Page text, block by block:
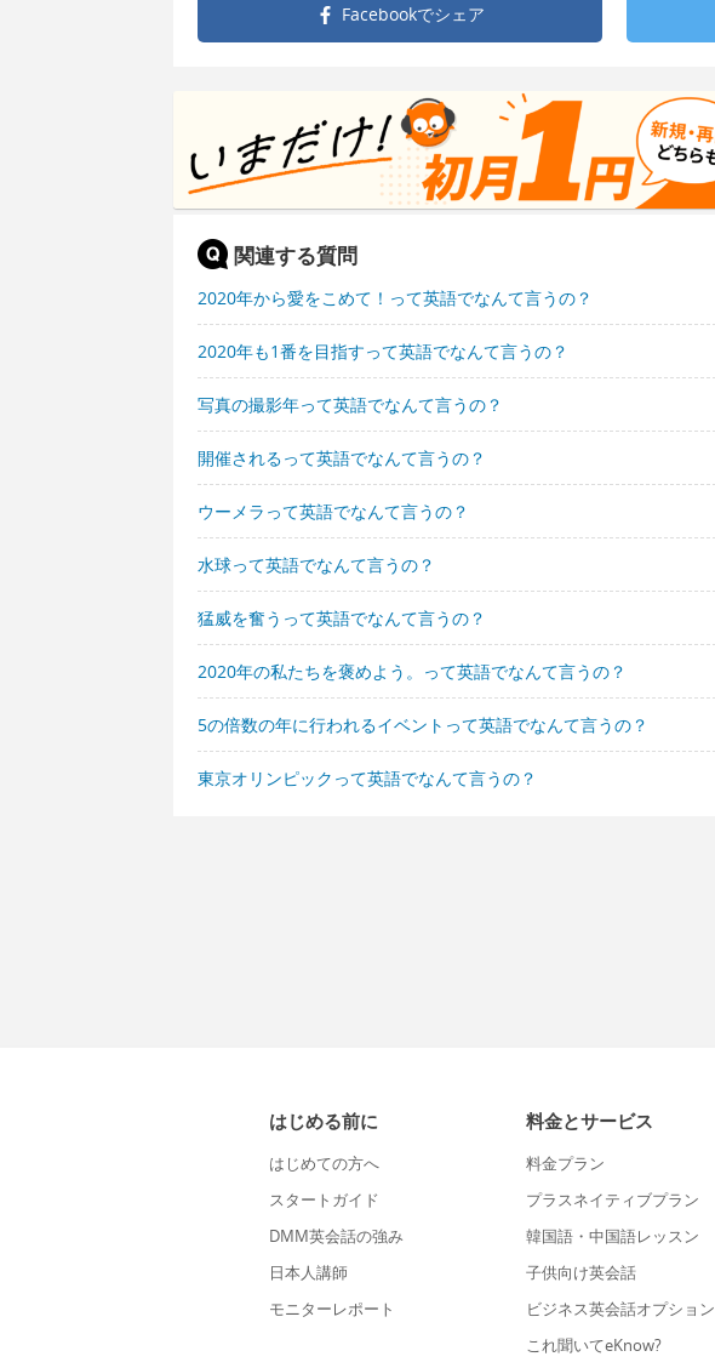
Facebookでシェア
関連する質問
2020年から愛をこめて！って英語でなんて言うの？
2020年も1番を目指すって英語でなんて言うの？
写真の撮影年って英語でなんて言うの？
開催されるって英語でなんて言うの？
ウーメラって英語でなんて言うの？
水球って英語でなんて言うの？
猛威を奮うって英語でなんて言うの？
2020年の私たちを褒めよう。って英語でなんて言うの？
5の倍数の年に行われるイベントって英語でなんて言うの？
東京オリンピックって英語でなんて言うの？
はじめる前に
はじめての方へ
スタートガイド
DMM英会話の強み
日本人講師
モニターレポート
料金とサービス
料金プラン
プラスネイティブプラン
韓国語・中国語レッスン
子供向け英会話
ビジネス英会話オプション
これ聞いてeKnow?